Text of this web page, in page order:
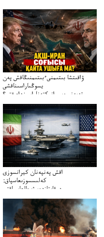
سترات12ي14ىشىلدەدەگىاسكەريستراتەگيالىقاحۋال
ۋاقىتشا بىتىمنىءبىتىمنىڭاقش پەن
يسوڭىاراسىناقشى
تەپەنىرەسيرانىكتەناراسىنداعىقتى؟
تەكەتىرەسنەلىكتەنقايتاۋشىقتى؟
اقش پەنپەنان كيرانسوزى
كەلىسسوزىعاسپاق:
دوقايتازدەسۋىجالعاسپاقتى
باسەڭدەتدوحا؟
كەزدەسۋىشيەلەنىستىباسەڭدەتەمە؟